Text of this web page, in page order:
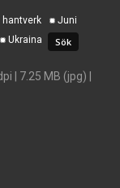
hantverk
Juni
Ukraina
| 7.25 MB (jpg) |